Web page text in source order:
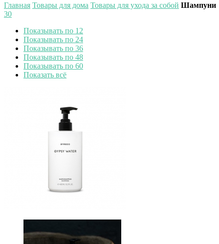
Главная Товары для дома Товары для ухода за собой Шампуни
30
Показывать по 12
Показывать по 24
Показывать по 36
Показывать по 48
Показывать по 60
Показать всё